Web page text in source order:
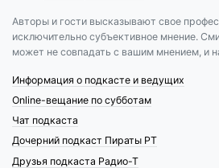
Авторы и гости высказывают свое
исключительно субъективное мнение.
может не совпадать с вашим мнением, и
Информация о подкасте и ведущих
Online-вещание по субботам
Чат подкаста
Дочерний подкаст Пираты РТ
Друзья подкаста Радио-Т